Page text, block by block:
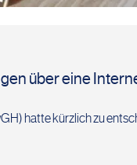
über eine
hatte kürzlich zu